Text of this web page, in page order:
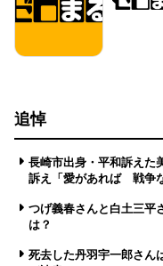
追悼
長崎市出身・平和訴え
訴え「愛があれば 戦争
つげ義春さんと白土三
は？
死去した丹羽宇一郎さ